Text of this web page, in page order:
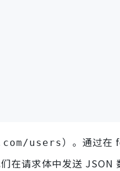
users ）。通过在
在请求体中发送 JSON